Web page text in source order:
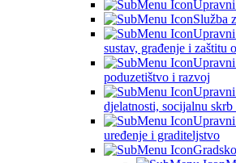
Služba
sustav, građenje i zaštitu
Upravni
poduzetištvo i razvoj
djelatnosti, socijalnu
uređenje i graditeljstvo